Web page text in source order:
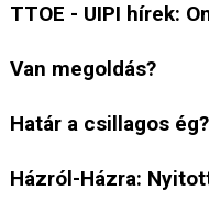
TTOE - UIPI hírek:
Van megoldás?
Határ a csillagos ég?
Házról-Házra: